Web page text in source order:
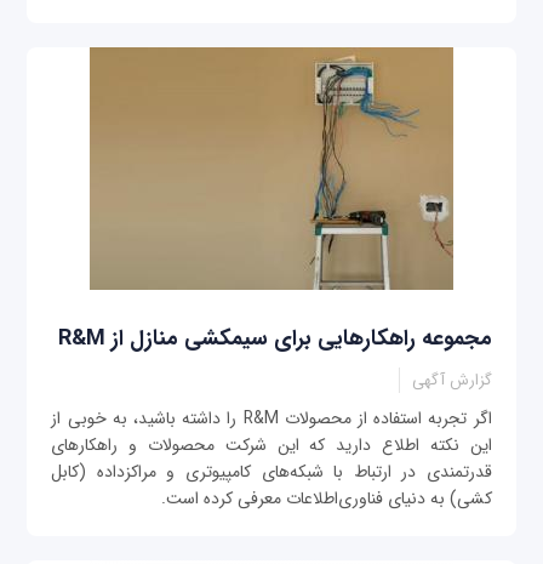
مجموعه راهکارهایی برای سیمکشی منازل از R&M
گزارش آگهی
اگر تجربه استفاده از محصولات R&M را داشته باشید، به خوبی از
این نکته اطلاع دارید که این شرکت محصولات و راهکارهای
قدرتمندی در ارتباط با شبکه‌های کامپیوتری و مراکزداده (کابل
کشی) به دنیای فناوری‌اطلاعات معرفی کرده است.